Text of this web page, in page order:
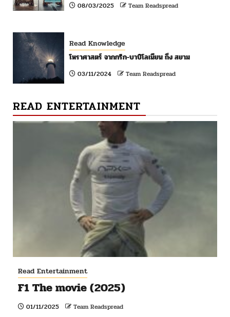
08/03/2025 Team Readspread
Read Knowledge
โหราศาสตร์ จากกรีก-บาบิโลเนียน ถึง สยาม
03/11/2024 Team Readspread
READ ENTERTAINMENT
Read Entertainment
F1 The movie (2025)
01/11/2025 Team Readspread